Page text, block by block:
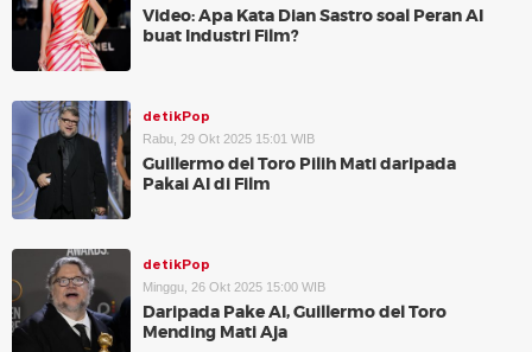
Video: Apa Kata Dian Sastro soal Peran AI
buat Industri Film?
detikPop
Rabu, 29 Okt 2025 15:01 WIB
Guillermo del Toro Pilih Mati daripada
Pakai AI di Film
detikPop
Minggu, 26 Okt 2025 15:00 WIB
Daripada Pake AI, Guillermo del Toro
Mending Mati Aja